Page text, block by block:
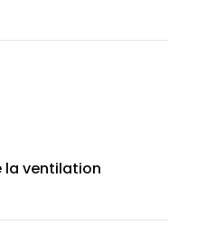
la ventilation